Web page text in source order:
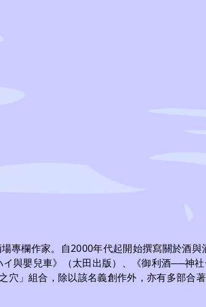
專欄作家。自2000年代起開始撰寫關於酒
與嬰兒車》（太田出版）、《御利酒──神
穴」組合，除以該名義創作外，亦有多部合著